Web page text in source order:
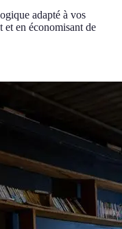
adapté à vos
et en économisant de